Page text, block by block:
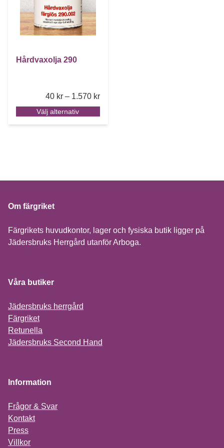
Hårdvaxolja 290
40 kr – 1.570 krPrice range: 40 kr through 1.570 kr
Välj alternativ
Om färgriket
Färgrikets huvudkontor, lager och fysiska butik ligger på
Jädersbruks Herrgård utanför Arboga.
Våra butiker
Jädersbruks herrgård
Färgriket
Retunella
Jädersbruks Second Hand
Information
Frågor & Svar
Kontakt
Press
Villkor